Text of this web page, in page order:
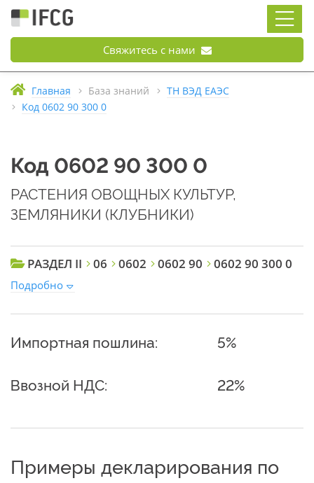
Свяжитесь с нами
Главная База знаний
ТН ВЭД ЕАЭС
Код 0602 90 300 0
Код 0602 90 300 0
РАСТЕНИЯ ОВОЩНЫХ КУЛЬТУР,
ЗЕМЛЯНИКИ (КЛУБНИКИ)
РАЗДЕЛ II 06 0602 0602 90 0602 90 300 0
Подробно
Импортная пошлина: 5%
Ввозной НДС: 22%
Примеры декларирования по